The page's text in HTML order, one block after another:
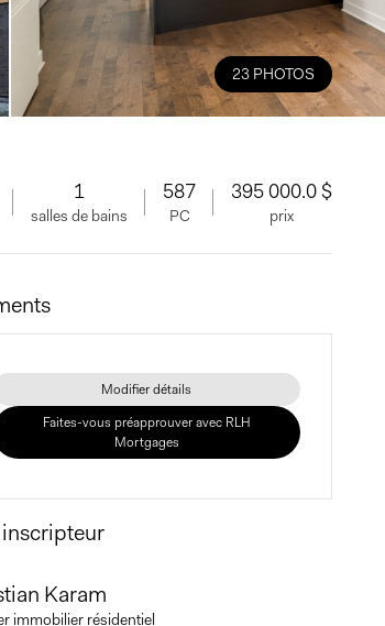
23 PHOTOS
1
salles de bains
587
PC
395 000.0 $
prix
Modifier détails
Faites-vous préapprouver avec RLH
Mortgages
Karam
immobilier résidentiel